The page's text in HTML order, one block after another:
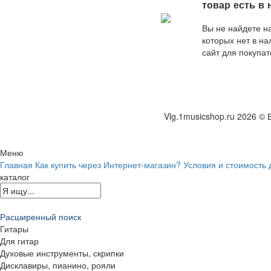
и качеству
от наших
товар есть в
Вы не найдете
которых нет в
сайт для
Vlg.1musicshop.ru 2026 ©
Меню
Главная Как купить через Интернет-магазин? Условия и стоимость
каталог
Расширенный поиск
Гитары
Для гитар
Духовые инструменты, скрипки
Дисклавиры, пианино, рояли